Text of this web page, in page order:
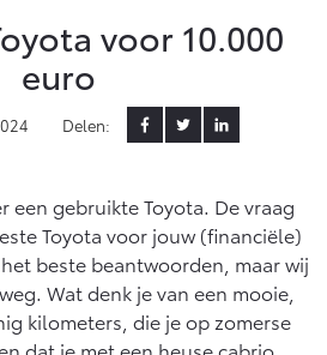
Vanaf € 27.195,-
Urban Cruiser
BATTERIJ-ELEKTRISCH
Vanaf € 32.995,-
maken
voor 10.000
euro
Delen:
een gebruikte Toyota. De vraag
Toyota voor jouw (financiële)
beste beantwoorden, maar wij
Wat denk je van een mooie,
kilometers, die je op zomerse